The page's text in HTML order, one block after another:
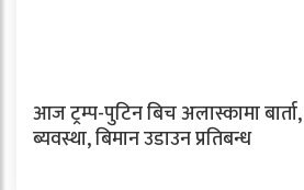
आज ट्रम्प-पुटिन बिच अलास्कामा
ब्यवस्था, बिमान उडाउन प्रतिबन्ध